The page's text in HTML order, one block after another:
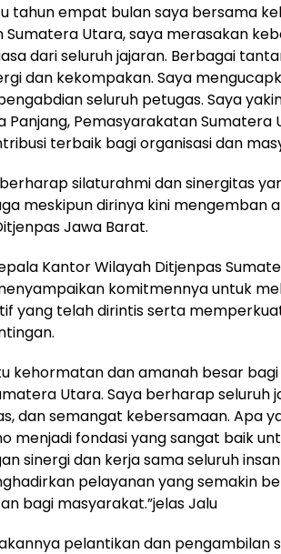
tahun empat bulan saya bersama
Utara, saya merasakan
dari seluruh jajaran. Berbagai
dan kekompakan. Saya
seluruh petugas. Saya
Panjang, Pemasyarakatan
terbaik bagi organisasi dan
berharap silaturahmi dan sinergitas
meskipun dirinya kini mengemban
Jawa Barat.
Kantor Wilayah Ditjenpas
komitmennya untuk
yang telah dirintis serta
kehormatan dan amanah besar
Utara. Saya berharap seluruh
dan semangat kebersamaan. Apa
menjadi fondasi yang sangat baik
sinergi dan kerja sama seluruh
pelayanan yang semakin
bagi masyarakat.”jelas Jalu
pelantikan dan pengambilan